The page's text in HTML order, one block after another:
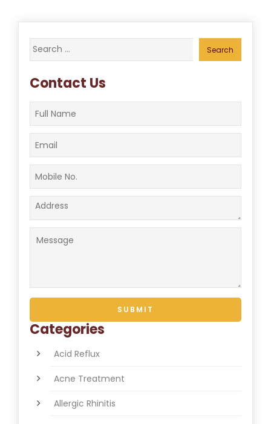
Search
for:
Contact Us
Categories
Acid Reflux
Acne Treatment
Allergic Rhinitis